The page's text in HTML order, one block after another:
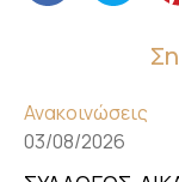
Ανακοινώσεις
03/08/2026